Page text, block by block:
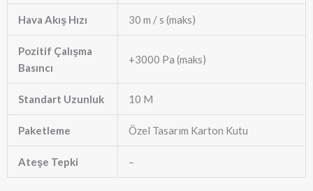
Hava Akış Hızı 30 m / s (maks)
Pozitif Çalışma
Basıncı
+3000 Pa (maks)
Standart Uzunluk 10 M
Paketleme Özel Tasarım Karton Kutu
Ateşe Tepki –